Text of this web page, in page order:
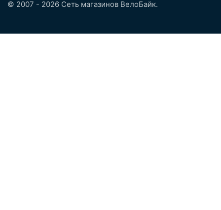
© 2007 - 2026 Сеть магазинов ВелоБайк.